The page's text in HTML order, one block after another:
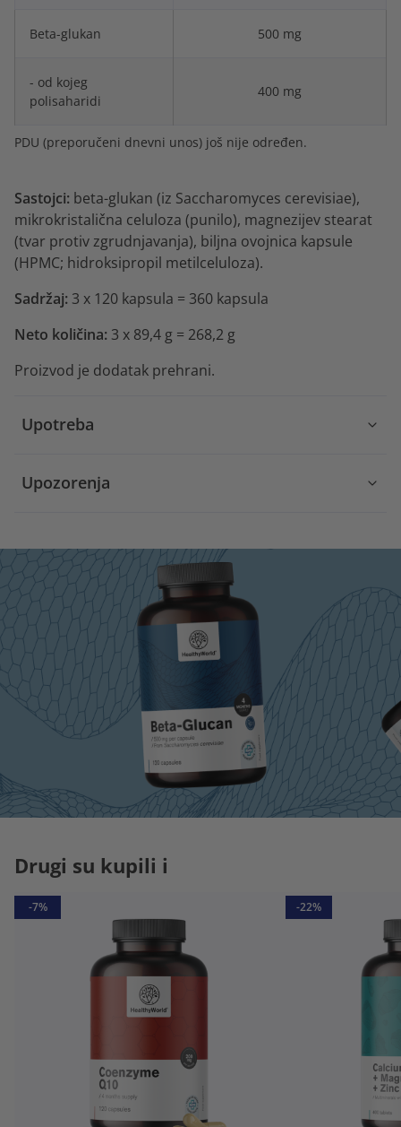
Beta-glukan 500 mg
- od kojeg
polisaharidi
400 mg
PDU (preporučeni dnevni unos) još nije određen.
Sastojci: beta-glukan (iz Saccharomyces cerevisiae),
mikrokristalična celuloza (punilo), magnezijev stearat
(tvar protiv zgrudnjavanja), biljna ovojnica kapsule
(HPMC; hidroksipropil metilceluloza).
Sadržaj: 3 x 120 kapsula = 360 kapsula
Neto količina: 3 x 89,4 g = 268,2 g
Proizvod je dodatak prehrani.
Upotreba
Upozorenja
Drugi su kupili i
-7% -22%